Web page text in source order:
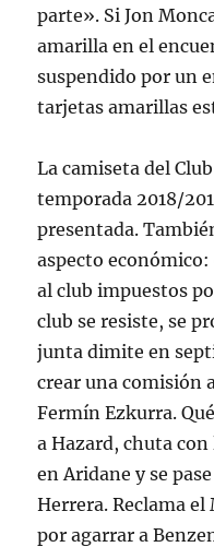
parte». Si Jon
amarilla en el
suspendido por un
tarjetas amarillas
La camiseta del
temporada 2018/
presentada.
aspecto
al club impuestos
club se resiste, se
junta dimite en
crear una comisión
Fermín Ezkurra.
a Hazard, chuta
en Aridane y se
Herrera. Reclama
por agarrar a